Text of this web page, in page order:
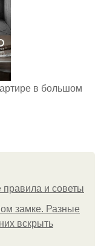
в большом
правила и советы
замке. Разные
вскрыть